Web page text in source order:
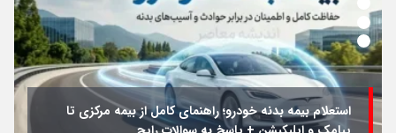
استعلام بیمه بدنه خودرو؛ راهنمای کامل از بیمه مرکزی تا